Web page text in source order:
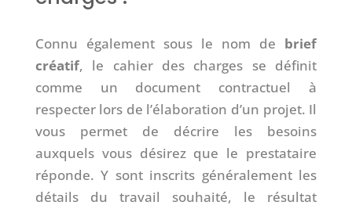
Connu également sous le nom de brief
créatif, le cahier des charges se définit
comme un document contractuel à
respecter lors de l’élaboration d’un projet. Il
vous permet de décrire les besoins
auxquels vous désirez que le prestataire
réponde. Y sont inscrits généralement les
détails du travail souhaité, le résultat